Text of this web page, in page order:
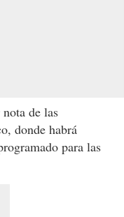
de las
donde habrá
para las